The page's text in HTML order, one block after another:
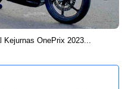
OnePrix 2023...